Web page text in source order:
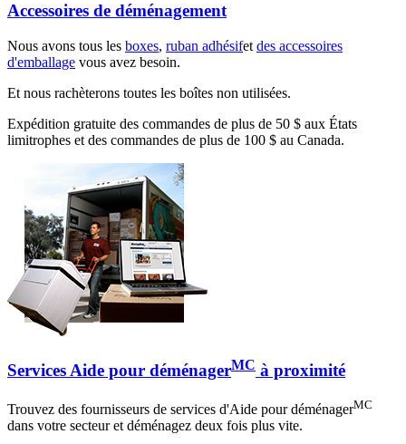
Accessoires de déménagement
Nous avons tous les boxes, ruban adhésifet des accessoires
d'emballage vous avez besoin.
Et nous rachèterons toutes les boîtes non utilisées.
Expédition gratuite des commandes de plus de 50 $ aux États
limitrophes et des commandes de plus de 100 $ au Canada.
Services Aide pour déménagerMC à proximité
Trouvez des fournisseurs de services d'Aide pour déménagerMC
dans votre secteur et déménagez deux fois plus vite.